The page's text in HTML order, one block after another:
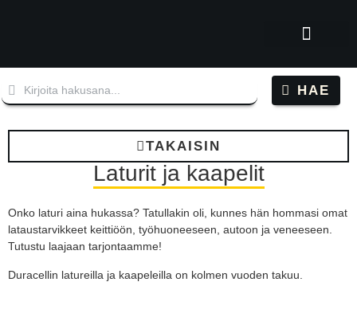
HAE
TAKAISIN
Laturit ja kaapelit
Onko laturi aina hukassa? Tatullakin oli, kunnes hän hommasi omat
lataustarvikkeet keittiöön, työhuoneeseen, autoon ja veneeseen.
Tutustu laajaan tarjontaamme!
Duracellin latureilla ja kaapeleilla on kolmen vuoden takuu.